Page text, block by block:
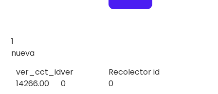
1
nueva
ver_cct_id
14266.00
ver
0
Recolector id
0